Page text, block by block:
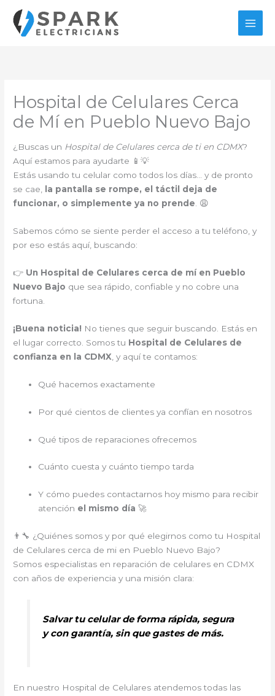
contenido
Hospital de Celulares Cerca
de Mí en Pueblo Nuevo Bajo
¿Buscas un Hospital de Celulares cerca de ti en CDMX?
Aquí estamos para ayudarte 📱💡
Estás usando tu celular como todos los días… y de pronto
se cae, la pantalla se rompe, el táctil deja de
funcionar, o simplemente ya no prende. 😩
Sabemos cómo se siente perder el acceso a tu teléfono, y
por eso estás aquí, buscando:
👉 Un Hospital de Celulares cerca de mí en Pueblo
Nuevo Bajo que sea rápido, confiable y no cobre una
fortuna.
¡Buena noticia! No tienes que seguir buscando. Estás en
el lugar correcto. Somos tu Hospital de Celulares de
confianza en la CDMX , y aquí te contamos:
Qué hacemos exactamente
Por qué cientos de clientes ya confían en nosotros
Qué tipos de reparaciones ofrecemos
Cuánto cuesta y cuánto tiempo tarda
Y cómo puedes contactarnos hoy mismo para recibir
atención el mismo día 🚀
👨‍🔧 ¿Quiénes somos y por qué elegirnos como tu Hospital
de Celulares cerca de mi en Pueblo Nuevo Bajo?
Somos especialistas en reparación de celulares en CDMX
con años de experiencia y una misión clara:
Salvar tu celular de forma rápida, segura
y con garantía, sin que gastes de más.
En nuestro Hospital de Celulares atendemos todas las